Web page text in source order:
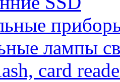
лампы
card